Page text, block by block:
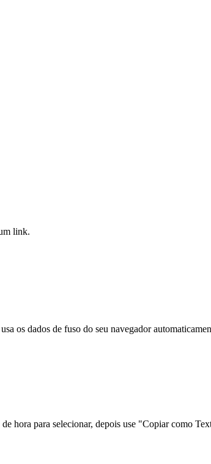
link.
os dados de fuso do seu navegador
hora para selecionar, depois use "Copiar como